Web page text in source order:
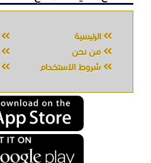
الرئيسية
من نحن
شروط الاستخدام